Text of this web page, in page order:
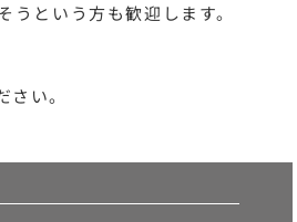
という方も歓迎します。
い。